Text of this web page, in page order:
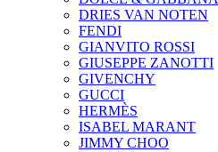
DRIES VAN NOTEN
FENDI
GIANVITO ROSSI
GIUSEPPE ZANOTTI
GIVENCHY
GUCCI
HERMÈS
ISABEL MARANT
JIMMY CHOO